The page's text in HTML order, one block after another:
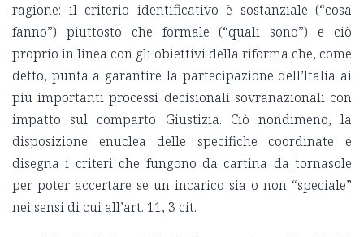
ragione: il criterio identificativo è sostanziale (“cosa
fanno”) piuttosto che formale (“quali sono”) e ciò
proprio in linea con gli obiettivi della riforma che, come
detto, punta a garantire la partecipazione dell’Italia ai
più importanti processi decisionali sovranazionali con
impatto sul comparto Giustizia. Ciò nondimeno, la
disposizione enuclea delle specifiche coordinate e
disegna i criteri che fungono da cartina da tornasole
per poter accertare se un incarico sia o non “speciale”
nei sensi di cui all’art. 11, 3 cit.